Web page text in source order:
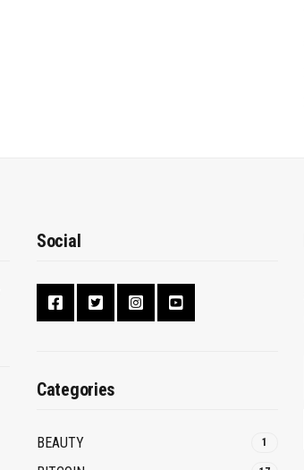
Social
Categories
BEAUTY 1